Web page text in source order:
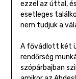
ezzel az úttal,
esetleges
nem tudjuk a
A fővádlott két
rendőrség
szópárbajban